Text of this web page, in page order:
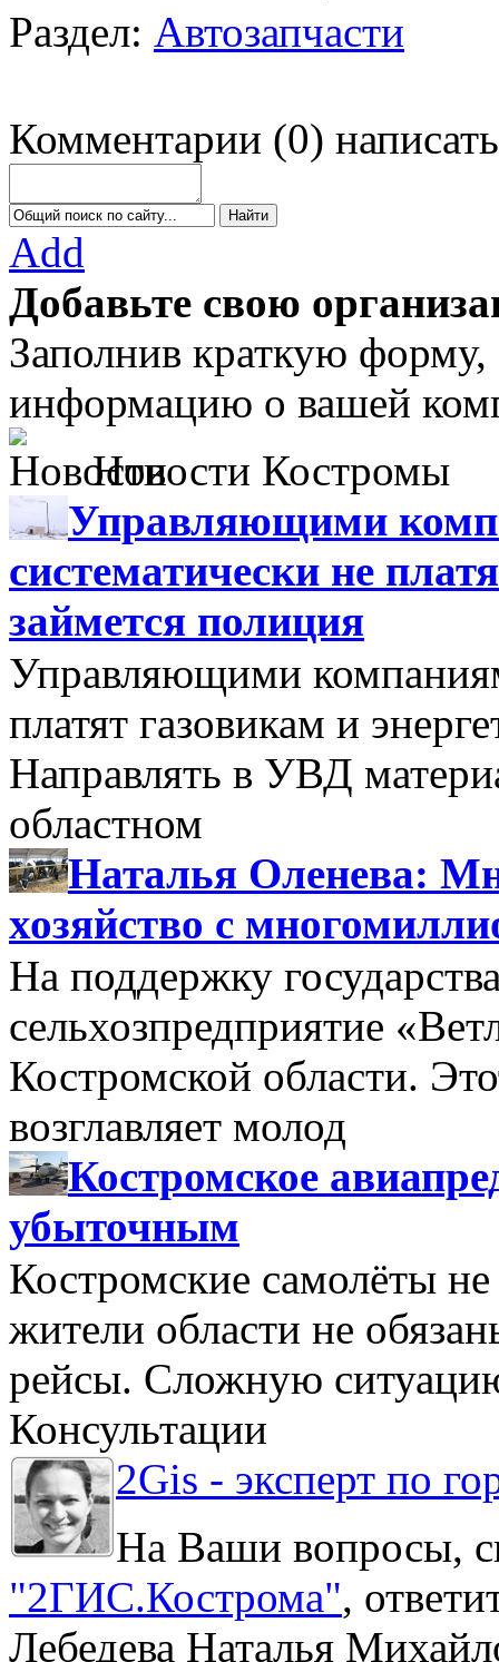
Раздел: Автозапчасти
Комментарии (0) написать
Add
Добавьте свою
Заполнив краткую
информацию о вашей
Новости Костромы
Управляющими
систематически не
займется полиция
Управляющими
платят газовикам и
Направлять в УВД
областном
Наталья Оленева:
хозяйство с
На поддержку
сельхозпредприятие
Костромской области.
возглавляет молод
Костромское
убыточным
Костромские самолёты
жители области не
рейсы. Сложную
Консультации
2Gis - эксперт по
На Ваши вопросы,
"2ГИС.Кострома",
Лебедева Наталья